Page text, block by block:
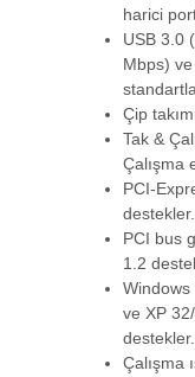
harici
USB 3.0
Mbps)
Çip
Tak &
Çalışma
PCI-
destekler.
PCI bus
1.2
ve XP
destekler.
Çalışma